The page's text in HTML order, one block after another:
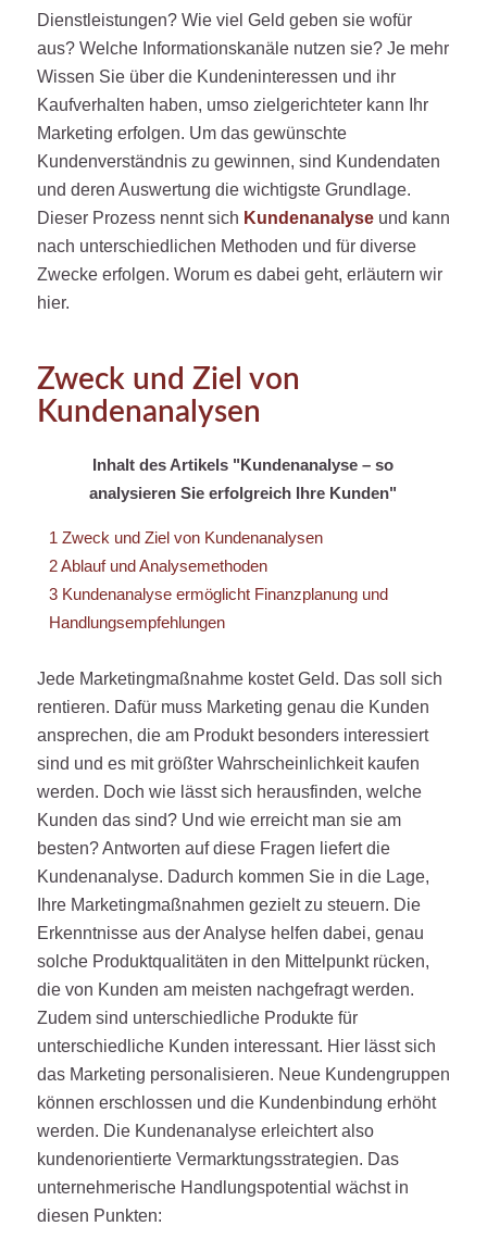
Dienstleistungen? Wie viel Geld geben sie wofür
aus? Welche Informationskanäle nutzen sie? Je mehr
Wissen Sie über die Kundeninteressen und ihr
Kaufverhalten haben, umso zielgerichteter kann Ihr
Marketing erfolgen. Um das gewünschte
Kundenverständnis zu gewinnen, sind Kundendaten
und deren Auswertung die wichtigste Grundlage.
Dieser Prozess nennt sich Kundenanalyseund kann
nach unterschiedlichen Methoden und für diverse
Zwecke erfolgen. Worum es dabei geht, erläutern wir
hier.
Zweck und Ziel von
Kundenanalysen
Inhalt des Artikels "Kundenanalyse – so
analysieren Sie erfolgreich Ihre Kunden"
1 Zweck und Ziel von Kundenanalysen
2Ablauf und Analysemethoden
3Kundenanalyse ermöglicht Finanzplanung und
Handlungsempfehlungen
Jede Marketingmaßnahme kostet Geld. Das soll sich
rentieren. Dafür muss Marketing genau die Kunden
ansprechen, die am Produkt besonders interessiert
sind und es mit größter Wahrscheinlichkeit kaufen
werden. Doch wie lässt sich herausfinden, welche
Kunden das sind? Und wie erreicht man sie am
besten? Antworten auf diese Fragen liefert die
Kundenanalyse. Dadurch kommen Sie in die Lage,
Ihre Marketingmaßnahmen gezielt zu steuern. Die
Erkenntnisse aus der Analyse helfen dabei, genau
solche Produktqualitäten in den Mittelpunkt rücken,
die von Kunden am meisten nachgefragt werden.
Zudem sind unterschiedliche Produkte für
unterschiedliche Kunden interessant. Hier lässt sich
das Marketing personalisieren. Neue Kundengruppen
können erschlossen und die Kundenbindung erhöht
werden. Die Kundenanalyse erleichtert also
kundenorientierte Vermarktungsstrategien. Das
unternehmerische Handlungspotential wächst in
diesen Punkten: